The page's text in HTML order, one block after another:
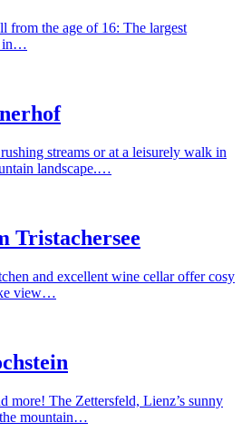
from the age of 16: The largest
in…
streams or at a leisurely walk in
landscape.…
Tristachersee
and excellent wine cellar offer cosy
view…
more! The Zettersfeld, Lienz’s sunny
mountain…